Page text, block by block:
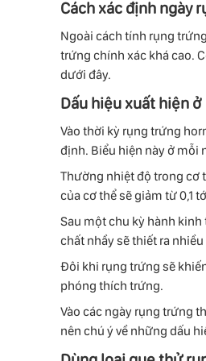
Cách xác định ngày
Ngoài cách tính rụng
trứng chính xác khá cao.
dưới đây.
Dấu hiệu xuất hiện
Vào thời kỳ rụng trứng
định. Biểu hiện này ở mỗi
Thường nhiệt độ trong cơ
của cơ thể sẽ giảm từ 0,1
Sau một chu kỳ hành
chất nhầy sẽ thiết ra
Đôi khi rụng trứng sẽ
phóng thích trứng.
Vào các ngày rụng trứng
nên chú ý về những dấu